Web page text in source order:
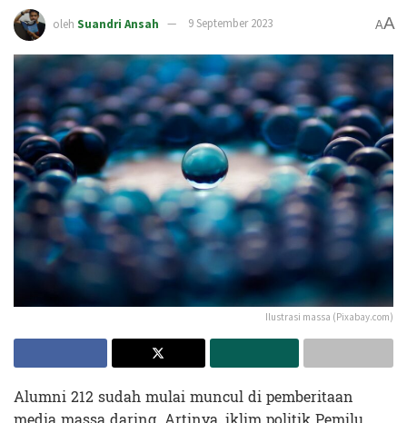
oleh Suandri Ansah 9 September 2023 AA
Ilustrasi massa (Pixabay.com)
Alumni 212 sudah mulai muncul di pemberitaan